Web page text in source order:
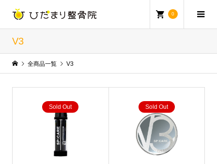
0
V3
全商品一覧 V3
Sold Out Sold Out